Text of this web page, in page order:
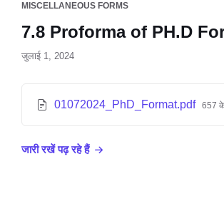
MISCELLANEOUS FORMS
7.8 Proforma of PH.D
जुलाई 1, 2024
01072024_PhD_Format.pdf 657
जारी रखें पढ़ रहे हैं